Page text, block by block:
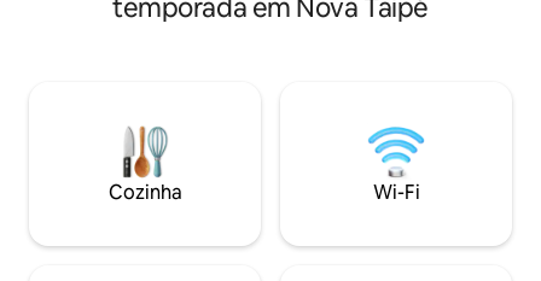
cortinas, é como estar deitado sob o céu
natural de bicarbonato de sódio, há uma
piscina de bolhas no quarto, você pode
desfrutar da bela vista noturna ♪Cama
disponível com internet tv, netflix ♪ A
cidade.Durante o
para o Templo
minutos para
de caranguejo
grelhado, a 10
de abelhas. À noite e de manhã cedo,
temporada em Nova Taipé
Cozinha Wi-Fi